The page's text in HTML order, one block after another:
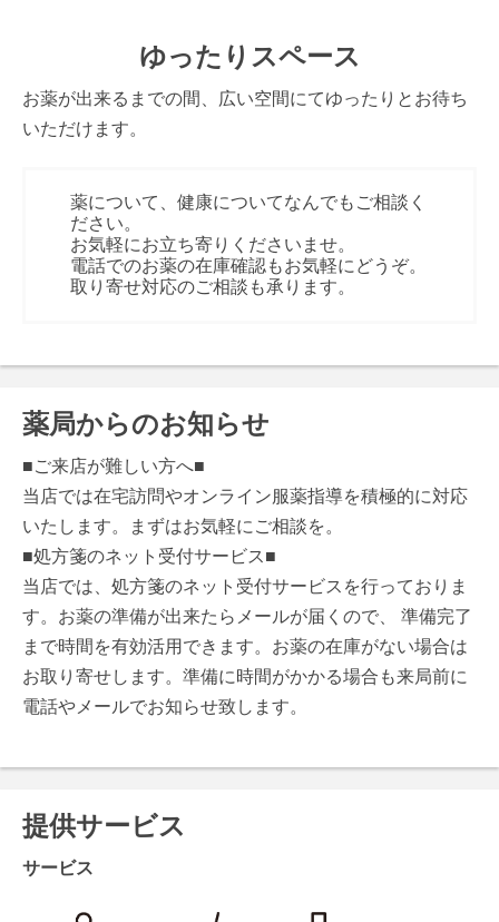
ゆったりスペース
お薬が出来るまでの間、広い空間にてゆったりとお待ち
いただけます。
薬について、健康についてなんでもご相談く
ださい。
お気軽にお立ち寄りくださいませ。
電話でのお薬の在庫確認もお気軽にどうぞ。
取り寄せ対応のご相談も承ります。
薬局からのお知らせ
■ご来店が難しい方へ■
当店では在宅訪問やオンライン服薬指導を積極的に対応
いたします。まずはお気軽にご相談を。
■処方箋のネット受付サービス■
当店では、処方箋のネット受付サービスを行っておりま
す。お薬の準備が出来たらメールが届くので、 準備完了
まで時間を有効活用できます。お薬の在庫がない場合は
お取り寄せします。準備に時間がかかる場合も来局前に
電話やメールでお知らせ致します。
提供サービス
サービス